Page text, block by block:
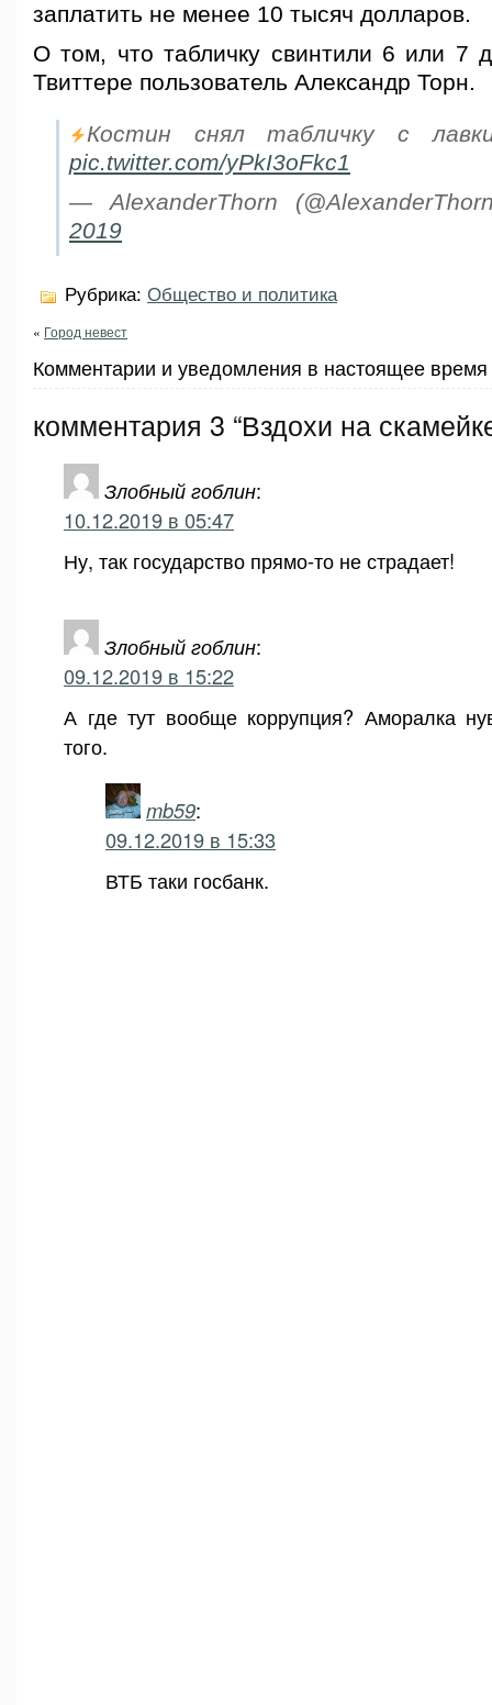
заплатить не менее 10 тысяч долларов.
О том, что табличку свинтили 6 или 7
Твиттере пользователь Александр Торн.
Костин снял табличку с
pic.twitter.com/yPkI3oFkc1
— AlexanderThorn
2019
Рубрика: Общество и политика
« Город невест
Комментарии и уведомления в настоящее
комментария 3 “Вздохи на
Злобный гоблин:
10.12.2019 в 05:47
Ну, так государство прямо-то не страдает!
Злобный гоблин:
09.12.2019 в 15:22
А где тут вообще коррупция? Аморалка
того.
mb59:
09.12.2019 в 15:33
ВТБ таки госбанк.